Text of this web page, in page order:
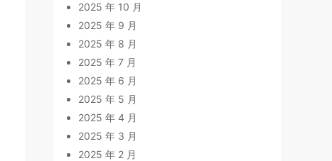
2025 年 10 月
2025 年 9 月
2025 年 8 月
2025 年 7 月
2025 年 6 月
2025 年 5 月
2025 年 4 月
2025 年 3 月
2025 年 2 月